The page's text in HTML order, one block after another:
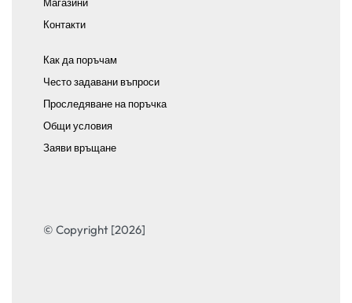
Контакти
Как да поръчам
Често задавани въпроси
Проследяване на поръчка
Общи условия
Заяви връщане
© Copyright [2026]